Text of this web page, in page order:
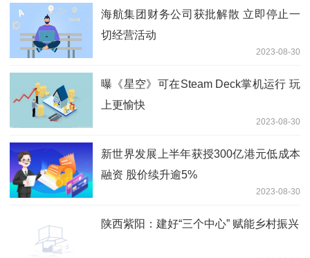
海航集团财务公司获批解散 立即停止一
切经营活动
2023-08-30
曝《星空》可在Steam Deck掌机运行 玩
上更愉快
2023-08-30
新世界发展上半年获授300亿港元低成本
融资 股价续升逾5%
2023-08-30
陕西紫阳：建好“三个中心” 赋能乡村振兴